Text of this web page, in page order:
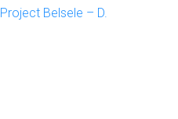
Project Belsele – D.